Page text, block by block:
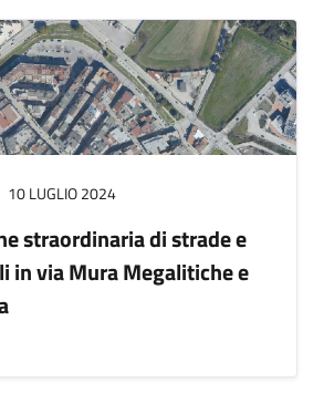
10 LUGLIO 2024
straordinaria di strade e
in via Mura Megalitiche e